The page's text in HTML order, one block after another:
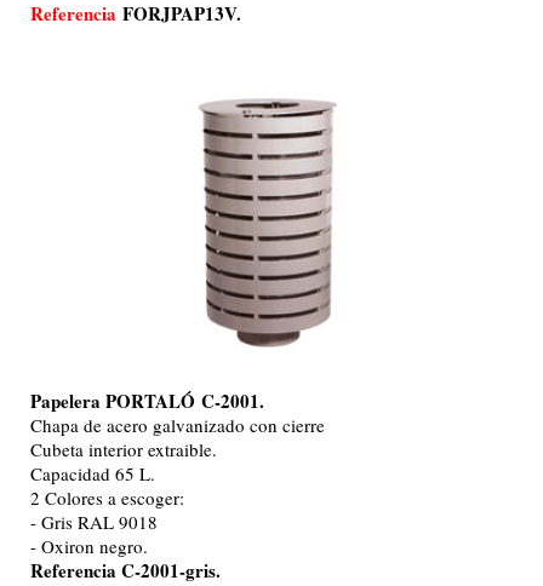
Referencia FORJPAP13V.
Papelera PORTALÓ C-2001.
Chapa de acero galvanizado con cierre
Cubeta interior extraible.
Capacidad 65 L.
2 Colores a escoger:
- Gris RAL 9018
- Oxiron negro.
Referencia C-2001-gris.